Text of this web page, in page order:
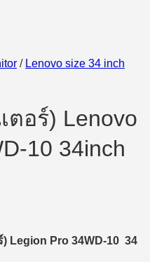
/ Lenovo size 34 inch
ตอร์) Lenovo
10 34inch
Legion Pro 34WD-10 34